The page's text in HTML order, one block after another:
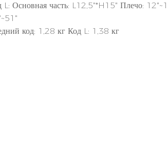
L: Основная часть: L12,5"*H15" Плечо:
код: 1,28 кг Код L: 1,38 кг